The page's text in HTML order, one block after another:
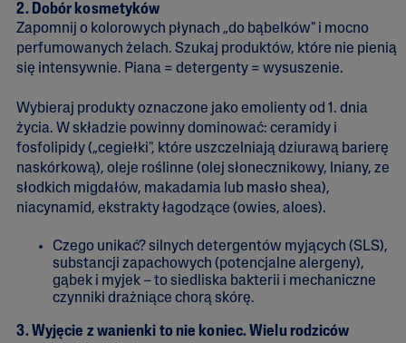
2. Dobór kosmetyków
Zapomnij o kolorowych płynach „do bąbelków" i mocno
perfumowanych żelach. Szukaj produktów, które nie pienią
się intensywnie. Piana = detergenty = wysuszenie.
Wybieraj produkty oznaczone jako emolienty od 1. dnia
życia. W składzie powinny dominować: ceramidy i
fosfolipidy („cegiełki", które uszczelniają dziurawą barierę
naskórkową), oleje roślinne (olej słonecznikowy, lniany, ze
słodkich migdałów, makadamia lub masło shea),
niacynamid, ekstrakty łagodzące (owies, aloes).
Czego unikać? silnych detergentów myjących (SLS),
substancji zapachowych (potencjalne alergeny),
gąbek i myjek – to siedliska bakterii i mechaniczne
czynniki drażniące chorą skórę.
3. Wyjęcie z wanienki to nie koniec. Wielu rodziców